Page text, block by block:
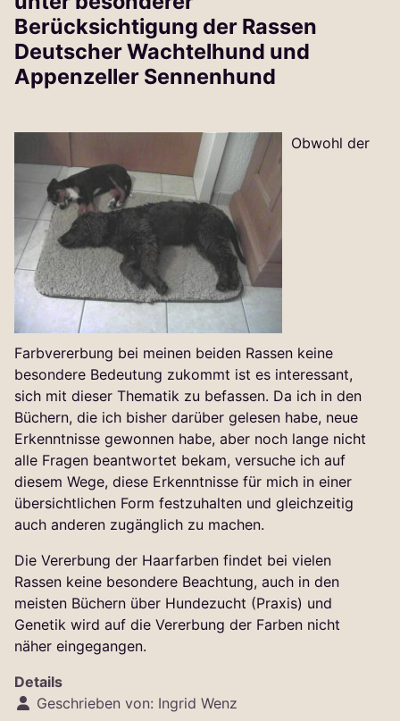
Berücksichtigung der Rassen
Deutscher Wachtelhund und
Appenzeller Sennenhund
Obwohl der
Farbvererbung bei meinen beiden Rassen keine
besondere Bedeutung zukommt ist es interessant,
sich mit dieser Thematik zu befassen. Da ich in den
Büchern, die ich bisher darüber gelesen habe, neue
Erkenntnisse gewonnen habe, aber noch lange nicht
alle Fragen beantwortet bekam, versuche ich auf
diesem Wege, diese Erkenntnisse für mich in einer
übersichtlichen Form festzuhalten und gleichzeitig
auch anderen zugänglich zu machen.
Die Vererbung der Haarfarben findet bei vielen
Rassen keine besondere Beachtung, auch in den
meisten Büchern über Hundezucht (Praxis) und
Genetik wird auf die Vererbung der Farben nicht
näher eingegangen.
Details
Geschrieben von: Ingrid Wenz